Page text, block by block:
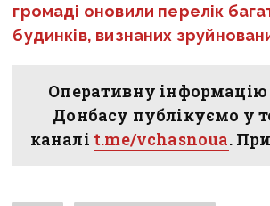
громаді оновили перелік
будинків, визнаних
Оперативну інформацію
Донбасу публікуємо у
каналі t.me/vchasnoua.